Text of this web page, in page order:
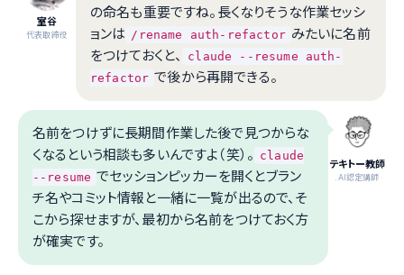
室谷
代表取締役
の命名も重要ですね。長くなりそうな作業セッシ
ョンは /rename auth-refactor みたいに名前
をつけておくと、
claude --resume auth-
refactor で後から再開できる。
テキトー教師
.AI認定講師
名前をつけずに長期間作業した後で見つからな
くなるという相談も多いんですよ（笑）。 claude
--resume でセッションピッカーを開くとブラン
チ名やコミット情報と一緒に一覧が出るので、そ
こから探せますが、最初から名前をつけておく方
が確実です。